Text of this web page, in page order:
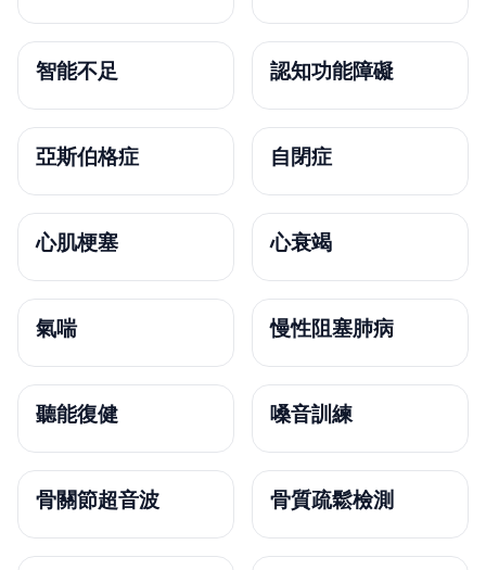
智能不足 認知功能障礙
亞斯伯格症 自閉症
心肌梗塞 心衰竭
氣喘 慢性阻塞肺病
聽能復健 嗓音訓練
骨關節超音波 骨質疏鬆檢測